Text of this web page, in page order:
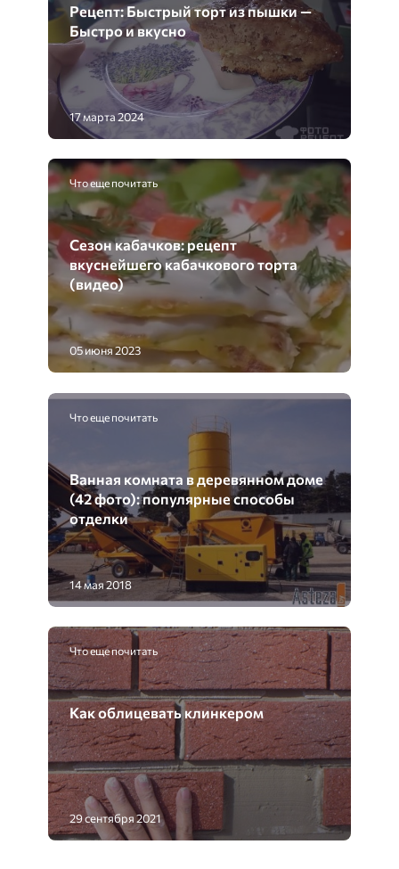
Рецепт: Быстрый торт из пышки —
Быстро и вкусно
17 марта 2024
Что еще почитать
Сезон кабачков: рецепт
вкуснейшего кабачкового торта
(видео)
05 июня 2023
Что еще почитать
Ванная комната в деревянном доме
(42 фото): популярные способы
отделки
14 мая 2018
Что еще почитать
Как облицевать клинкером
29 сентября 2021